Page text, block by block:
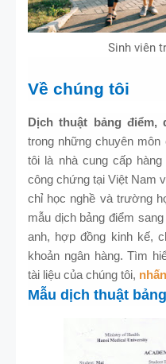
Sinh viên
Về chúng tôi
Dịch thuật bảng điểm,
trong những chuyên môn
tôi là nhà cung cấp
công chứng tại Việt Nam
chỉ học nghề và trường
mẫu dịch bảng điểm
anh, hợp đồng kinh kế,
khoản ngân hàng. Tìm
tài liệu của chúng tôi,
Mẫu dịch thuật